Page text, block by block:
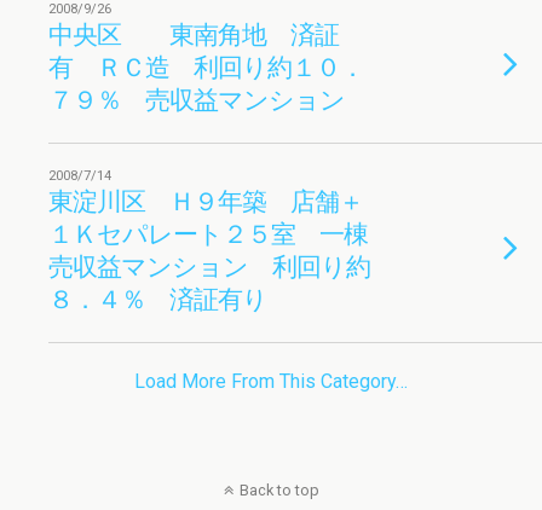
2008/9/26
中央区 東南角地 済証
有 ＲＣ造 利回り約１０．
７９％ 売収益マンション
2008/7/14
東淀川区 Ｈ９年築 店舗＋
１Ｋセパレート２５室 一棟
売収益マンション 利回り約
８．４％ 済証有り
Load More From This Category…
Back to top